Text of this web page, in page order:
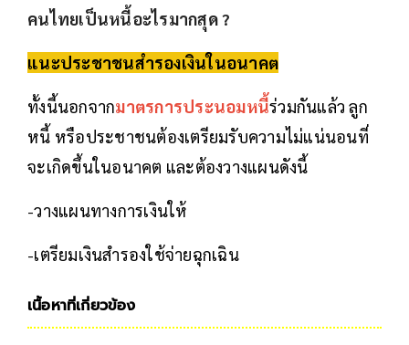
คนไทยเป็นหนี้อะไรมากสุด ?
แนะประชาชนสำรองเงินในอนาคต
ทั้งนี้นอกจากมาตรการประนอมหนี้ร่วมกันแล้ว ลูก
หนี้ หรือประชาชนต้องเตรียมรับความไม่แน่นอนที่
จะเกิดขึ้นในอนาคต และต้องวางแผนดังนี้
-วางแผนทางการเงินให้
-เตรียมเงินสำรองใช้จ่ายฉุกเฉิน
เนื้อหาที่เกี่ยวข้อง